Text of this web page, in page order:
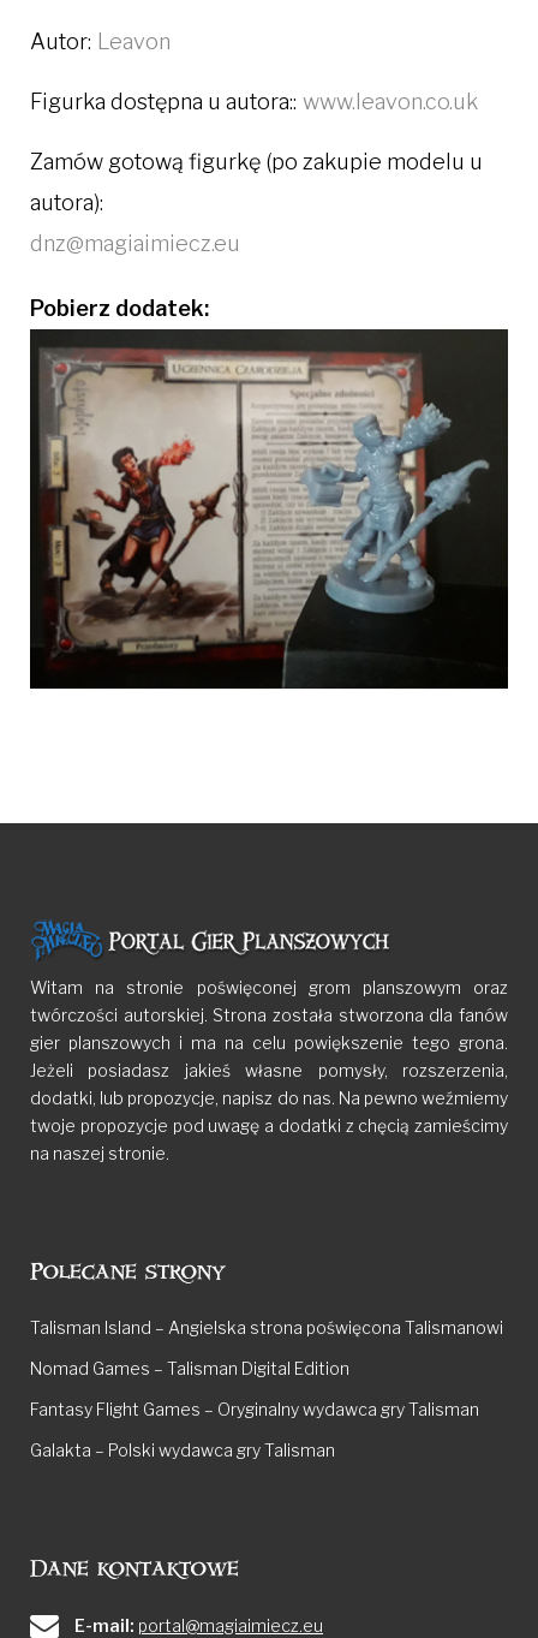
Autor: Leavon
Figurka dostępna u autora:: www.leavon.co.uk
Zamów gotową figurkę (po zakupie modelu u
autora):
dnz@magiaimiecz.eu
Witam na stronie poświęconej grom planszowym oraz
twórczości autorskiej. Strona została stworzona dla fanów
gier planszowych i ma na celu powiększenie tego grona.
Jeżeli posiadasz jakieś własne pomysły, rozszerzenia,
dodatki, lub propozycje, napisz do nas. Na pewno weźmiemy
twoje propozycje pod uwagę a dodatki z chęcią zamieścimy
na naszej stronie.
Polecane strony
Talisman Island – Angielska strona poświęcona Talismanowi
Nomad Games – Talisman Digital Edition
Fantasy Flight Games – Oryginalny wydawca gry Talisman
Galakta – Polski wydawca gry Talisman
Dane kontaktowe
E-mail: portal@magiaimiecz.eu